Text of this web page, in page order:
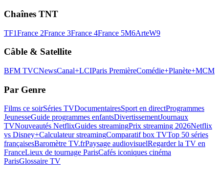
Chaînes TNT
TF1France 2France 3France 4France 5M6ArteW9
Câble & Satellite
BFM TVCNewsCanal+LCIParis PremièreComédie+Planète+MCM
Par Genre
Films ce soirSéries TVDocumentairesSport en directProgrammes
JeunesseGuide programmes enfantsDivertissementJournaux
TVNouveautés NetflixGuides streamingPrix streaming 2026Netflix
vs Disney+Calculateur streamingComparatif box TVTop 50 séries
françaisesBaromètre TV.frPaysage audiovisuelRegarder la TV en
FranceLieux de tournage ParisCafés iconiques cinéma
ParisGlossaire TV